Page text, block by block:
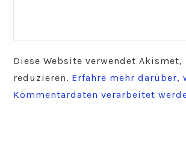
Diese Website verwendet Akismet,
reduzieren. Erfahre mehr darüber,
Kommentardaten verarbeitet